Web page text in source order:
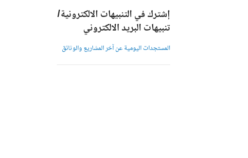
إشترك في التنبيهات الالكترونية/
تنبيهات البريد الالكتروني
المستجدات اليومية عن آخر المشاريع والوثائق